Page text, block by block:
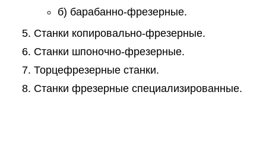
б) барабанно-фрезерные.
Станки копировально-фрезерные.
Станки шпоночно-фрезерные.
Торцефрезерные станки.
Станки фрезерные специализированные.